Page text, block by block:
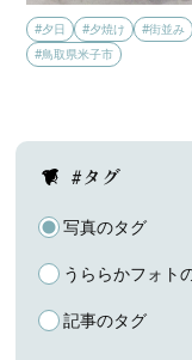
#夕日 #夕焼け #街並み
#鳥取県米子市
#タグ
写真のタグ
うららかフォト
記事のタグ